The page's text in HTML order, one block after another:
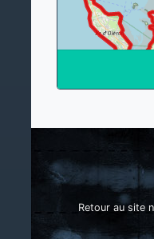
Retour au site